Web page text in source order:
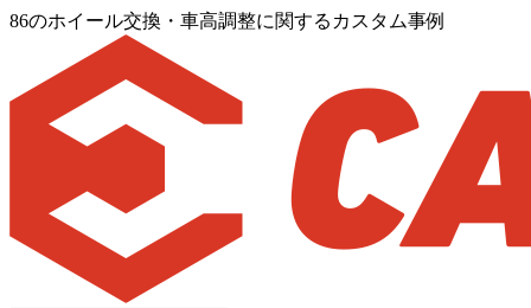
86のホイール交換・車高調整に関するカスタム事例